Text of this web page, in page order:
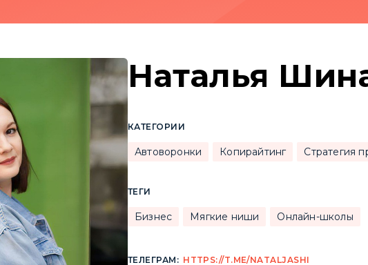
Наталья
КАТЕГОРИИ
Автоворонки Копирайтинг Стратегия
ТЕГИ
Бизнес Мягкие ниши Онлайн-школы
ТЕЛЕГРАМ: HTTPS://T.ME/NATALJASHI